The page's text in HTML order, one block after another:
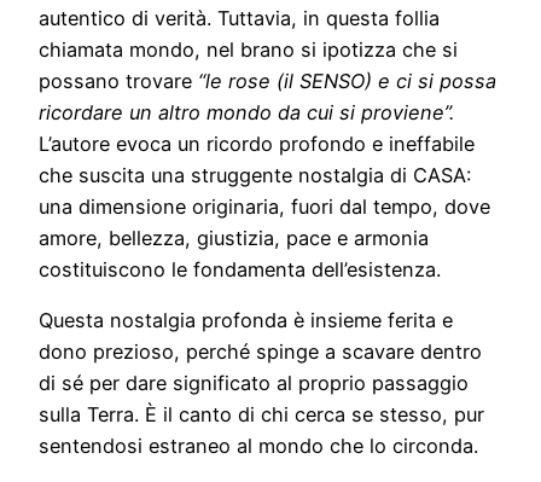
autentico di verità. Tuttavia, in questa follia
chiamata mondo, nel brano si ipotizza che si
possano trovare “le rose (il SENSO) e ci si possa
ricordare un altro mondo da cui si proviene”.
L’autore evoca un ricordo profondo e ineffabile
che suscita una struggente nostalgia di CASA:
una dimensione originaria, fuori dal tempo, dove
amore, bellezza, giustizia, pace e armonia
costituiscono le fondamenta dell’esistenza.
Questa nostalgia profonda è insieme ferita e
dono prezioso, perché spinge a scavare dentro
di sé per dare significato al proprio passaggio
sulla Terra. È il canto di chi cerca se stesso, pur
sentendosi estraneo al mondo che lo circonda.